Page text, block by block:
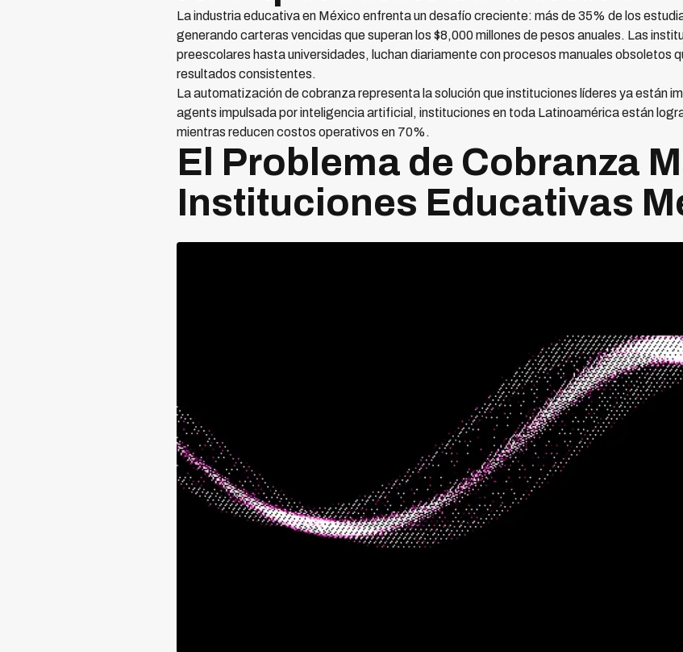
La industria educativa en México enfrenta un desafío creciente: más de 35% de los
generando carteras vencidas que superan los $8,000 millones de pesos anuales. Las
preescolares hasta universidades, luchan diariamente con procesos manuales obsoletos
resultados consistentes.
La automatización de cobranza representa la solución que instituciones líderes ya están
agents impulsada por inteligencia artificial, instituciones en toda Latinoamérica están
mientras reducen costos operativos en 70%.
El Problema de Cobranza
Instituciones Educativas